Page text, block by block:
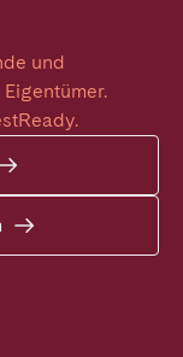
und